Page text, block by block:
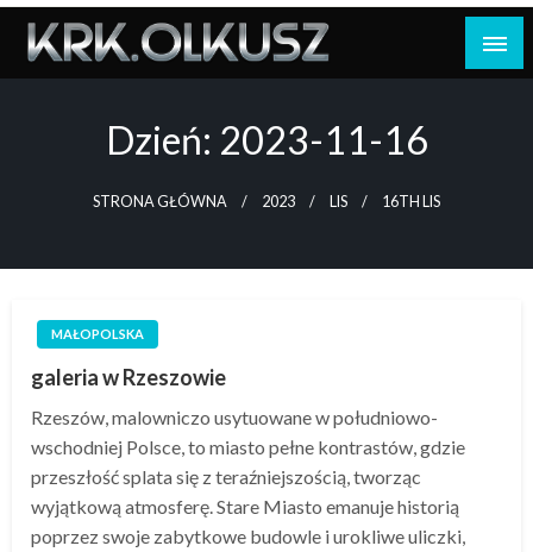
Skip
content
Dzień: 2023-11-16
STRONA GŁÓWNA 2023 LIS 16TH LIS
MAŁOPOLSKA
galeria w Rzeszowie
Rzeszów, malowniczo usytuowane w południowo-
wschodniej Polsce, to miasto pełne kontrastów, gdzie
przeszłość splata się z teraźniejszością, tworząc
wyjątkową atmosferę. Stare Miasto emanuje historią
poprzez swoje zabytkowe budowle i urokliwe uliczki,